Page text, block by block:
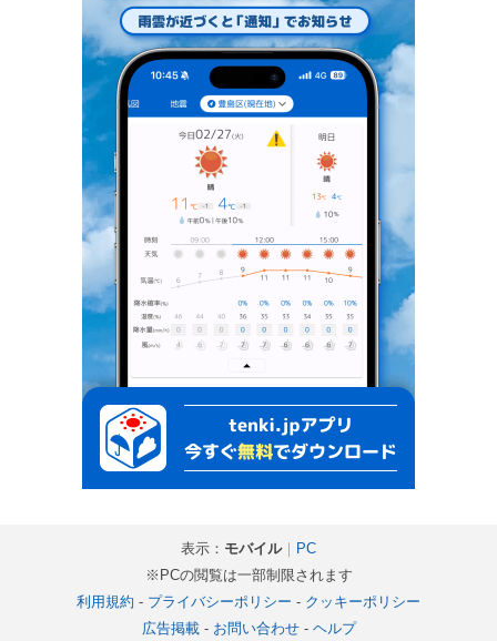
表示： モバイル｜ PC
※PCの閲覧は一部制限されます
利用規約 - プライバシーポリシー - クッキーポリシー
広告掲載- お問い合わせ- ヘルプ